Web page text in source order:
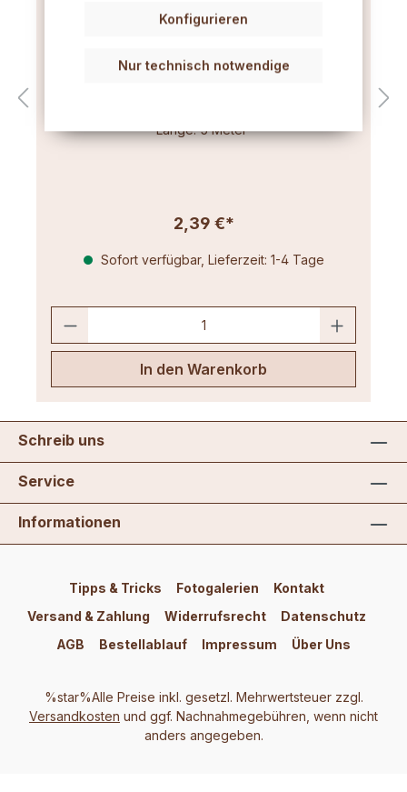
Flachdocht mittel (3x12) 5m
Länge: 5 Meter
2,39 €*
Sofort verfügbar, Lieferzeit: 1-4 Tage
In den Warenkorb
Schreib uns
Service
Informationen
Tipps & Tricks Fotogalerien
Kontakt
Versand & Zahlung
Widerrufsrecht
Datenschutz
AGB
Bestellablauf Impressum Über Uns
%star%Alle Preise inkl. gesetzl. Mehrwertsteuer zzgl.
Versandkosten und ggf. Nachnahmegebühren, wenn nicht
anders angegeben.
Nur technisch notwendige
Konfigurieren